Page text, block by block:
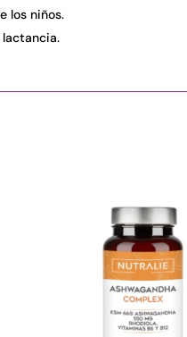
los niños.
lactancia.